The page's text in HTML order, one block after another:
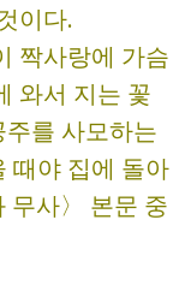
이다.
짝사랑에 가슴
와서 지는 꽃
를 사모하는
때야 집에 돌아
무사〉 본문 중